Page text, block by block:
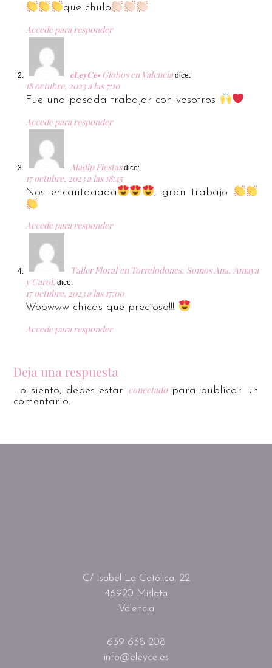
que chulo
Accede para responder
𝐞𝐋𝐞𝐲𝐂𝐞• Globos en Valencia dice:
18 octubre, 2023 a las 7:10
Fue una pasada trabajar con vosotros
Accede para responder
Aladip Fiestas dice:
17 octubre, 2023 a las 18:45
Nos encantaaaaa
, gran trabajo
Accede para responder
Taller Floral en Torrelodones. Somos Ana, Amaya
y Carol. dice:
17 octubre, 2023 a las 17:00
Woowww chicas que precioso!!!
Accede para responder
Deja una respuesta
Lo siento, debes estar conectadopara publicar un
comentario.
C/ Isabel La Católica, 22
46920 Mislata
Valencia
639 638 208
info@eleyce.es